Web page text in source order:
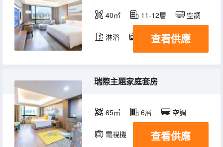
40㎡ 11-12層 空調
淋浴 電視機
查看供應
瑞際主題家庭套房
65㎡ 6層 空調
電視機 查看供應